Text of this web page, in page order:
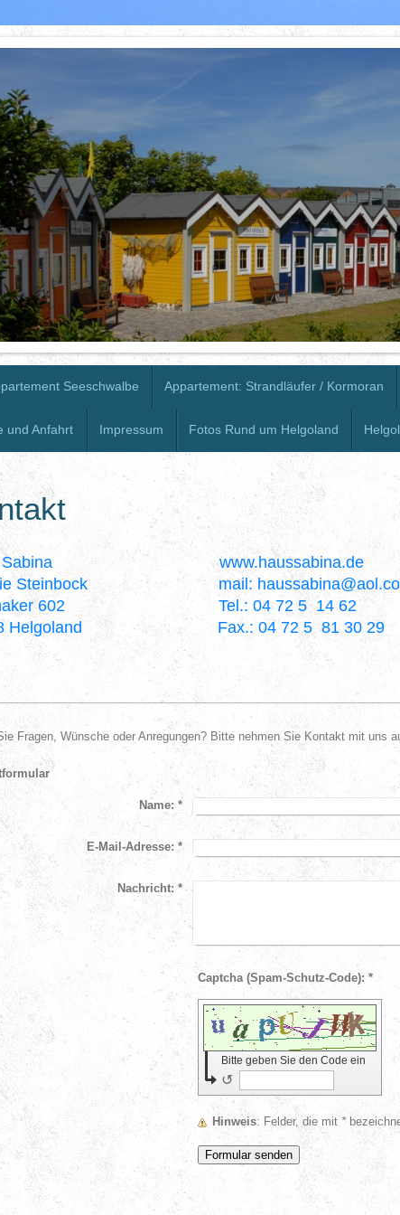
Seeschwalbe Appartement: Strandläufer / Kormoran
und Anfahrt Impressum Fotos Rund um Helgoland
Sabina www.haussabina.de
Steinbock mail:
602 Tel.: 04 72 5 14 62
Helgoland Fax.: 04 72 5 81 30 29
Fragen, Wünsche oder Anregungen? Bitte nehmen Sie Kontakt mit uns
Name: *
E-Mail-Adresse: *
Nachricht: *
Captcha (Spam-Schutz-Code): *
Bitte geben Sie den Code ein
↺
Hinweis : Felder, die mit *